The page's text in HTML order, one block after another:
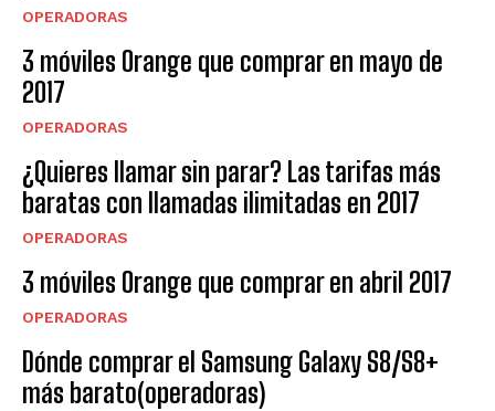
OPERADORAS
3 móviles Orange que comprar en mayo de
2017
OPERADORAS
¿Quieres llamar sin parar? Las tarifas más
baratas con llamadas ilimitadas en 2017
OPERADORAS
3 móviles Orange que comprar en abril 2017
OPERADORAS
Dónde comprar el Samsung Galaxy S8/S8+
más barato(operadoras)